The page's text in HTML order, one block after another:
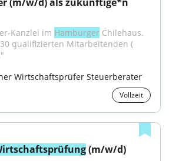
Kanzlei im Hamburger Chilehaus.
Wirtschaftsprüfer Steuerberater
Vollzeit
(m/w/d)